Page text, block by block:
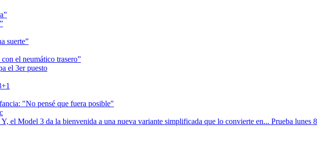
suerte”
el neumático trasero”
el 3er puesto
"No pensé que fuera posible"
Model 3 da la bienvenida a una nueva variante simplificada que lo convierte en... Prueba lunes 8